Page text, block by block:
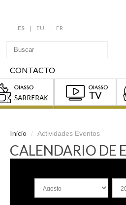
ES EU FR
CONTACTO
Inicio / Actividades Eventos
CALENDARIO DE